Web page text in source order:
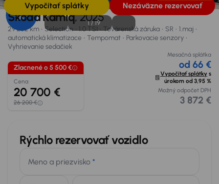
3,95 %
1 /19
Škoda Kamiq, 2025
29 252 km Selection 1.0 TSI Továrenská záruka SR
1.maj
automatická klimatizace
Tempomat
Parkovacie senzory
Vyhrievanie sedačiek
Zlacnené o 5 500 €
Cena
20 700 €
26 200 €
Mesačná splátka
od 66 €
Vypočítať splátky s
úrokom od 3,95 %
Možný odpočet DPH
3 872 €
Rýchlo rezervovať vozidlo
Meno a priezvisko *
Vypočítať splátky Nezáväzne rezervovať